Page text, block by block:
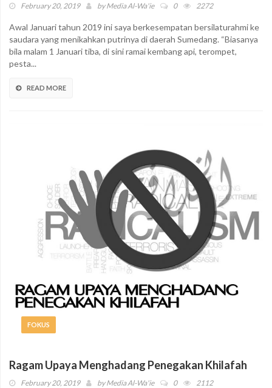
February 20, 2019 byMedia Al-Wa'ie 0 2272
Awal Januari tahun 2019 ini saya berkesempatan bersilaturahmi ke
saudara yang menikahkan putrinya di daerah Sumedang. “Biasanya
bila malam 1 Januari tiba, di sini ramai kembang api, terompet,
pesta...
READ MORE
FOKUS
Ragam Upaya Menghadang Penegakan Khilafah
February 20, 2019 byMedia Al-Wa'ie 0 2112